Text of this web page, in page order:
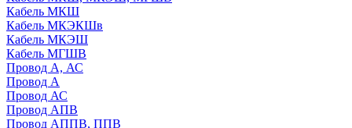
Кабель МКШ
Кабель МКЭКШв
Кабель МКЭШ
Кабель МГШВ
Провод А, АС
Провод А
Провод АС
Провод АПВ
Провод АППВ, ППВ